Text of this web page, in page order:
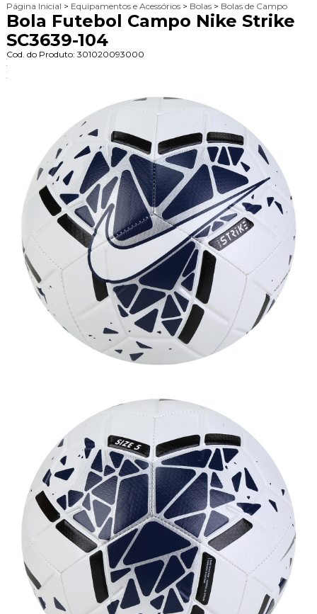
Página Inicial > Equipamentos e Acessórios > Bolas > Bolas de Campo
Bola Futebol Campo Nike Strike
SC3639-104
Cod. do Produto: 301020093000